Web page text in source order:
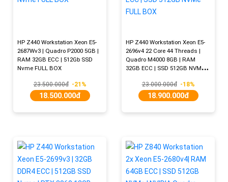
HP Z440 Workstation Xeon E5-
2687Wv3 | Quadro P2000 5GB |
RAM 32GB ECC | 512Gb SSD
Nvme FULL BOX
23.500.000đ-21%
18.500.000đ
HP Z440 Workstation Xeon E5-
2696v4 22 Core 44 Threads |
Quadro M4000 8GB | RAM
32GB ECC | SSD 512GB NVMe
23.000.000đ-18%
18.900.000đ